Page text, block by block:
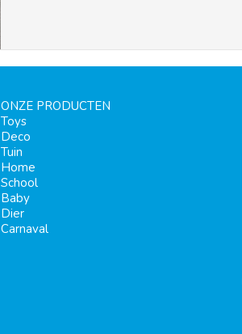
ONZE PRODUCTEN
Toys
Deco
Tuin
Home
School
Baby
Dier
Carnaval